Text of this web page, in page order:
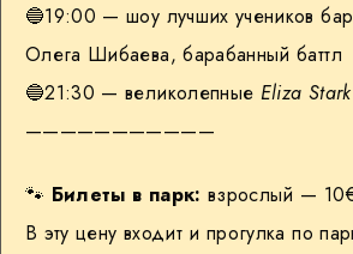
🔵19:00 — шоу лучших учеников
Олега Шибаева, барабанный баттл
🔵21:30 — великолепные Eliza Stark
———————————
🐾 Билеты в парк: взрослый —
В эту цену входит и прогулка по